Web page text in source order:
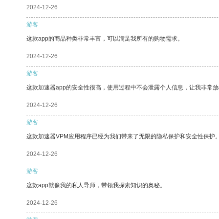
2024-12-26
游客
这款app的商品种类非常丰富，可以满足我所有的购物需求。
2024-12-26
游客
这款加速器app的安全性很高，使用过程中不会泄露个人信息，让我非常
2024-12-26
游客
这款加速器VPM应用程序已经为我们带来了无限的隐私保护和安全性保护
2024-12-26
游客
这款app就像我的私人导师，带领我探索知识的奥秘。
2024-12-26